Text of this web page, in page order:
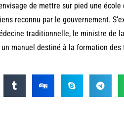
de mettre sur pied une
reconnu par le gouvernement.
traditionnelle, le ministre de
manuel destiné à la formation